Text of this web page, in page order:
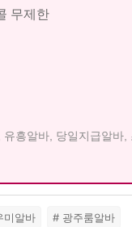
무제한
흥알바, 당일지급알바,
미알바 # 광주룸알바